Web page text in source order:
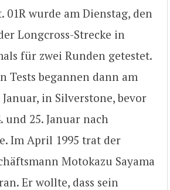
01R wurde am Dienstag, den
Longcross-Strecke in
für zwei Runden getestet.
Tests begannen dann am
in Silverstone, bevor
und 25. Januar nach
Im April 1995 trat der
Motokazu Sayama
Er wollte, dass sein